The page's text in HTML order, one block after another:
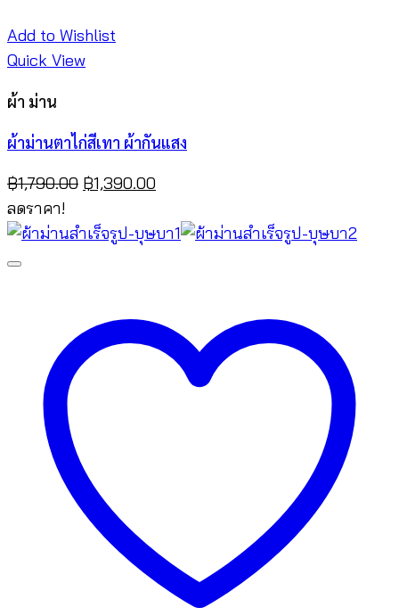
Add to Wishlist
Quick View
ผ้า ม่าน
ผ้าม่านตาไก่สีเทา ผ้ากันแสง
฿1,790.00 Original
was:
฿1,390.00
is:
ลดราคา!